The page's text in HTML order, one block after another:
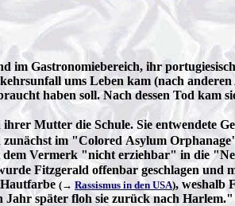
im Gastronomiebereich, ihr
ums Leben kam (nach
haben soll. Nach dessen Tod
Mutter die Schule. Sie entwendete
zunächst im "Colored Asylum
dem Vermerk "nicht erziehbar" in die
Fitzgerald offenbar geschlagen und
(→ Rassismus in den USA), weshalb
Jahr später floh sie zurück nach